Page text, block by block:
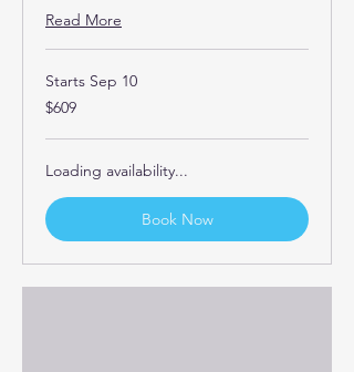
Read More
Starts Sep 10
609
US
$609
Loading availability...
Book Now